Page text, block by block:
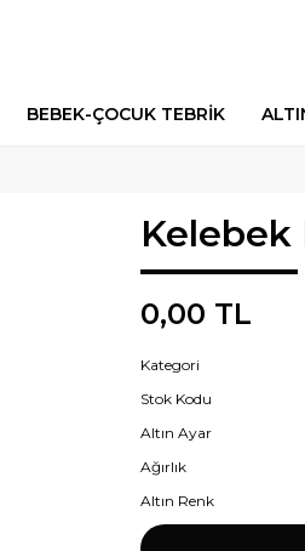
BEBEK-ÇOCUK TEBRİK
Kelebek
0,00 TL
Kategori
Stok Kodu
Altın Ayar
Ağırlık
Altın Renk